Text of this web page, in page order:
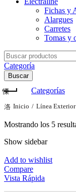
Fichas y
Alargues
Carretes
Tomas y
Search
for:
Categoría
Buscar
Categorías
Inicio Línea Exterior
Mostrando los 5
Show sidebar
Add to wishlist
Compare
Vista Rápida